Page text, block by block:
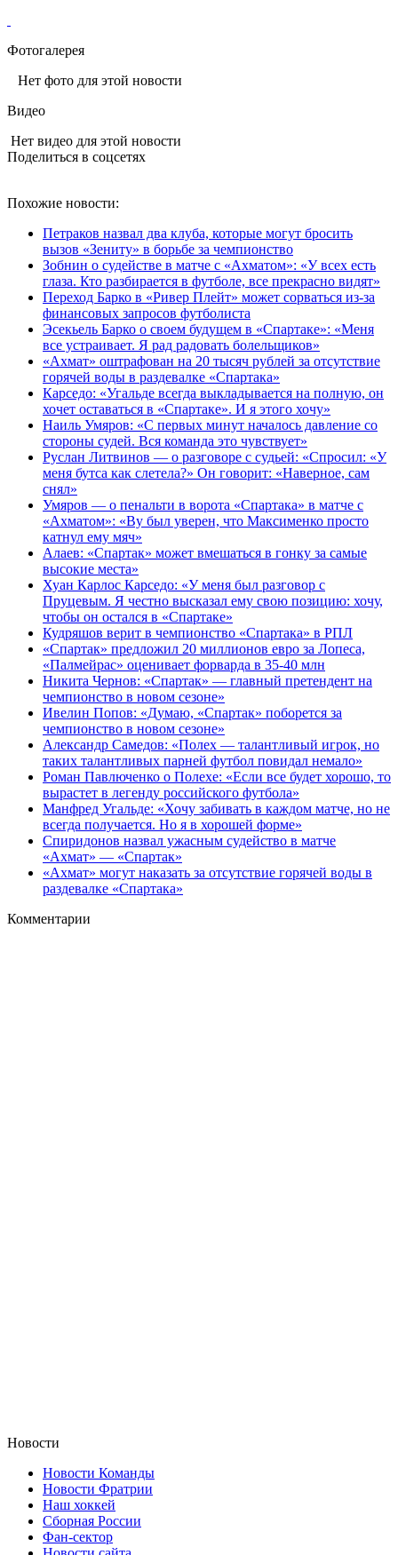
Фотогалерея
Нет фото для этой новости
Видео
Нет видео для этой новости
Поделиться в соцсетях
Похожие новости:
Петраков назвал два клуба, которые могут бросить
вызов «Зениту» в борьбе за чемпионство
Зобнин о судействе в матче с «Ахматом»: «У всех есть
глаза. Кто разбирается в футболе, все прекрасно видят»
Переход Барко в «Ривер Плейт» может сорваться из‑за
финансовых запросов футболиста
Эсекьель Барко о своем будущем в «Спартаке»: «Меня
все устраивает. Я рад радовать болельщиков»
«Ахмат» оштрафован на 20 тысяч рублей за отсутствие
горячей воды в раздевалке «Спартака»
Карседо: «Угальде всегда выкладывается на полную, он
хочет оставаться в «Спартаке». И я этого хочу»
Наиль Умяров: «С первых минут началось давление со
стороны судей. Вся команда это чувствует»
Руслан Литвинов — о разговоре с судьей: «Спросил: «У
меня бутса как слетела?» Он говорит: «Наверное, сам
снял»
Умяров — о пенальти в ворота «Спартака» в матче с
«Ахматом»: «Ву был уверен, что Максименко просто
катнул ему мяч»
Алаев: «Спартак» может вмешаться в гонку за самые
высокие места»
Хуан Карлос Карседо: «У меня был разговор с
Пруцевым. Я честно высказал ему свою позицию: хочу,
чтобы он остался в «Спартаке»
Кудряшов верит в чемпионство «Спартака» в РПЛ
«Спартак» предложил 20 миллионов евро за Лопеса,
«Палмейрас» оценивает форварда в 35-40 млн
Никита Чернов: «Спартак» — главный претендент на
чемпионство в новом сезоне»
Ивелин Попов: «Думаю, «Спартак» поборется за
чемпионство в новом сезоне»
Александр Самедов: «Полех — талантливый игрок, но
таких талантливых парней футбол повидал немало»
Роман Павлюченко о Полехе: «Если все будет хорошо, то
вырастет в легенду российского футбола»
Манфред Угальде: «Хочу забивать в каждом матче, но не
всегда получается. Но я в хорошей форме»
Спиридонов назвал ужасным судейство в матче
«Ахмат» — «Спартак»
«Ахмат» могут наказать за отсутствие горячей воды в
раздевалке «Спартака»
Комментарии
Новости
Новости Команды
Новости Фратрии
Наш хоккей
Сборная России
Фан-cектор